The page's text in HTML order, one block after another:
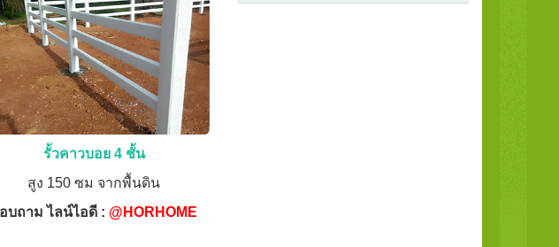
รั้วคาวบอย 4 ชั้น
สูง 150 ซม จากพื้นดิน
บถาม ไลน์ไอดี : @HORHOME